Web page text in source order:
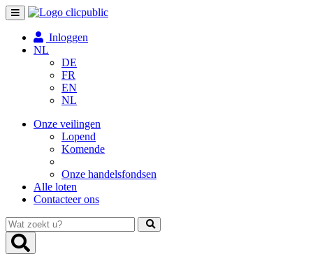
Toggle
navigation
Inloggen
NL
DE
FR
EN
NL
Onze veilingen
Lopend
Komende
Onze handelsfondsen
Alle loten
Contacteer ons
Wat
zoekt
u?